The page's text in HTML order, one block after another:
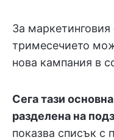
За маркетинговия
тримесечието
нова кампания в
Сега тази
разделена на
показва списък с